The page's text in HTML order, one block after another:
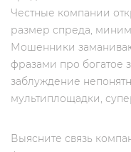
Честные компании
размер спреда,
Мошенники
фразами про богатое
заблуждение
мультиплощадки,
Выясните связь